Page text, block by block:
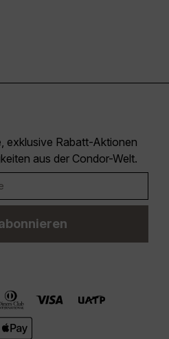
exklusive Rabatt-Aktionen
aus der Condor-Welt.